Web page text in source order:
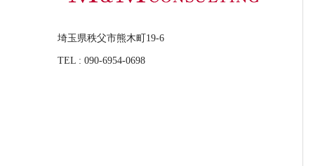
埼玉県秩父市熊木町19-6
TEL : 090-6954-0698